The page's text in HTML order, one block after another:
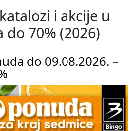
i akcije u
do 70% (2026)
do 09.08.2026. –